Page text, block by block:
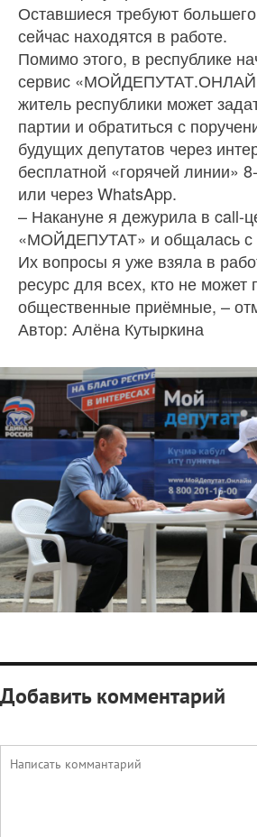
Оставшиеся требуют
сейчас находятся в работе.
Помимо этого, в республике
сервис
житель республики может
партии и обратиться с
будущих депутатов через
бесплатной «горячей линии»
или через WhatsApp.
– Накануне я дежурила в call-
«МОЙДЕПУТАТ» и общалась с
Их вопросы я уже взяла в
ресурс для всех, кто не может
общественные приёмные, –
Автор: Алёна Кутыркина
Добавить комментарий